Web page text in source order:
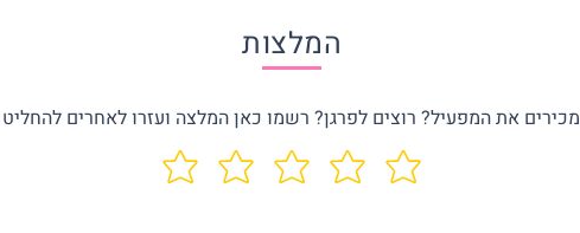
המלצות
מכירים את המפעיל? רוצים לפרגן? רשמו כאן המלצה ועזרו לאחרים להחליט